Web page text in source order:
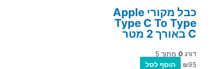
כבל מקורי Apple
Type C To Type
C באורך 2 מטר
דורג 0 מתוך 5
₪95 הוסף לסל